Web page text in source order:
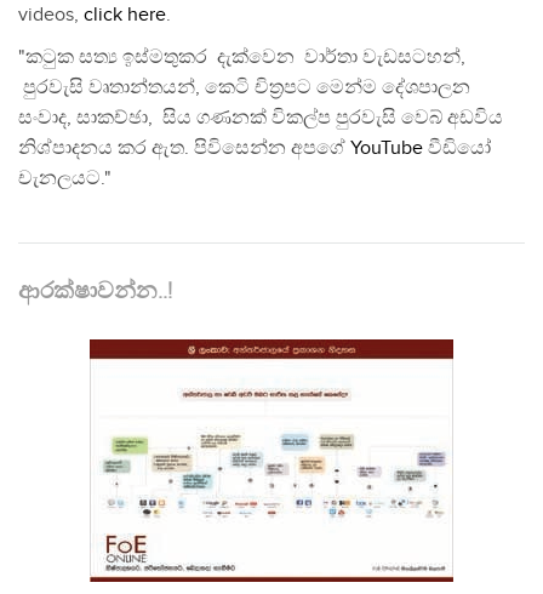
videos, click here.
"කටුක සත්‍ය ඉස්මතුකර දැක්වෙන වාර්තා වැඩසටහන්,
පුරවැසි වෘතාන්තයන්, කෙටි චිත්‍රපට මෙන්ම දේශපාලන
සංවාද, සාකච්ඡා, සිය ගණනක් විකල්ප පුරවැසි වෙබ් අඩවිය
නිශ්පාදනය කර ඇත. පිවිසෙන්න අපගේ YouTube වීඩියෝ
චැනලයට."
ආරක්ෂාවන්න..!